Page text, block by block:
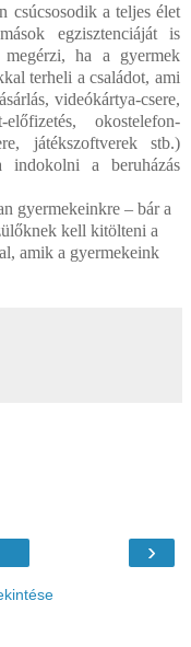
csúcsosodik a teljes élet
egzisztenciáját is
ha a gyermek
terheli a családot, ami
videókártya-csere,
okostelefon-
játékszoftverek stb.)
indokolni a beruházás
gyermekeinkre – bár a
kell kitölteni a
amik a gyermekeink
›